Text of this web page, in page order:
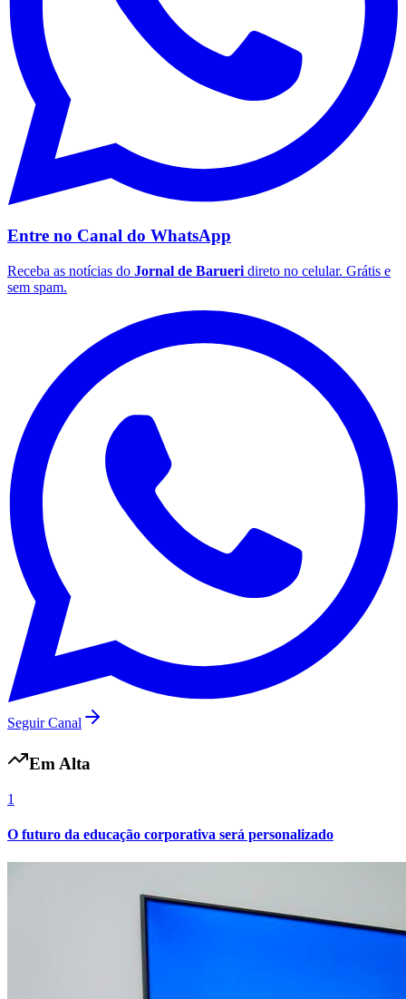
Santos
Entre no Canal do WhatsApp
Receba as notícias do Jornal de Barueri direto no celular. Grátis e
sem spam.
Seguir Canal
Em Alta
1
O futuro da educação corporativa será personalizado